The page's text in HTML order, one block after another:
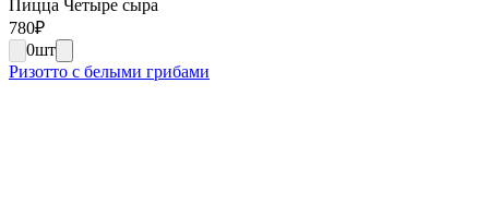
Пицца Четыре сыра
780₽
0шт
Ризотто с белыми грибами